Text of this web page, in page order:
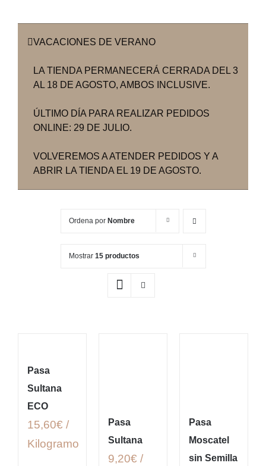
VACACIONES DE VERANO
LA TIENDA PERMANECERÁ CERRADA DEL 3
AL 18 DE AGOSTO, AMBOS INCLUSIVE.
ÚLTIMO DÍA PARA REALIZAR PEDIDOS
ONLINE: 29 DE JULIO.
VOLVEREMOS A ATENDER PEDIDOS Y A
ABRIR LA TIENDA EL 19 DE AGOSTO.
Ordena por Nombre
Mostrar 15 productos
Pasa
Sultana
ECO
15,60€ /
Kilogramo
Pasa
Sultana
9,20€ /
Pasa
Moscatel
sin Semilla